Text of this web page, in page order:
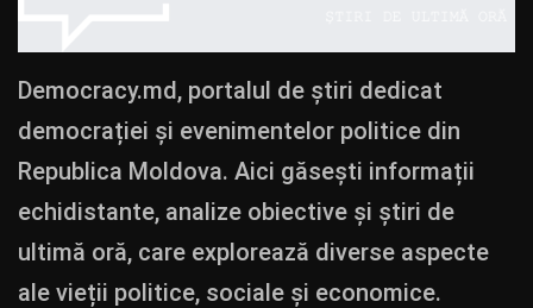
Democracy.md, portalul de știri dedicat
democrației și evenimentelor politice din
Republica Moldova. Aici găsești informații
echidistante, analize obiective și știri de
ultimă oră, care explorează diverse aspecte
ale vieții politice, sociale și economice.